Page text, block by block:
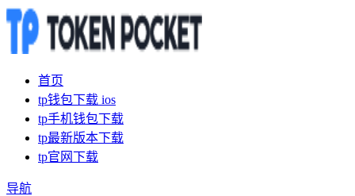
首页
tp钱包下载 ios
tp手机钱包下载
tp最新版本下载
tp官网下载
导航